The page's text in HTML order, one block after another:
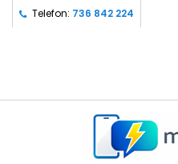
Telefon: 736 842 224